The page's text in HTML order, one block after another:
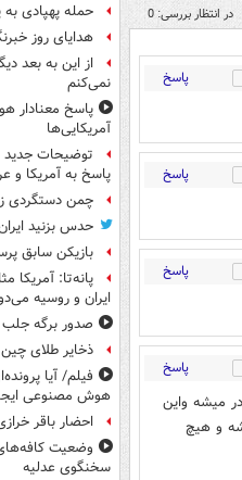
در انتظار بررسی: 0
پاسخ
پاسخ
پاسخ
پاسخ
میشه واین
و هیچ
حمله پهپادی به
هدایای روز خبرنگار ۱۴۰۵
از این به بعد
نمی‌کنم
پاسخ معنادار
آمریکایی‌ها
توضیحات جدید
پاسخ به آمریکا و
چمن دستگردی
حدس بزنید
بازیکن سابق
پانه‌تا:
ایران و روسیه
صدور برگه جلب برای ۱۴۸ متهم
ذخایر طلای
فیلم/ آیا
هوش مصنوعی
احضار باقر
وضعیت
سخنگوی عدلیه